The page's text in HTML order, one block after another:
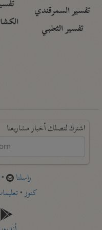
تفسير السمرقندي
تفسير الثعلبي
اشترك لتصلك أخبار مشاريعنا
راسلنا
كنوز•